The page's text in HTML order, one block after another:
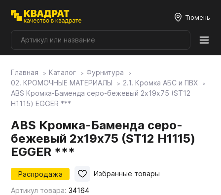
Тюмень
Плитные материалы
Фурнитура
Столешницы
Мой ЭГГЕР
Главная Каталог
Фурнитура
02. КРОМОЧНЫЕ МАТЕРИАЛЫ
2.1. Кромка АБС и ПВХ
ABS Кромка-Баменда серо-бежевый 2х19х75 (ST12
H1115) EGGER ***
ABS Кромка-Баменда серо-
бежевый 2х19х75 (ST12 H1115)
EGGER ***
Распродажа
Артикул товара:34164
Избранные товары